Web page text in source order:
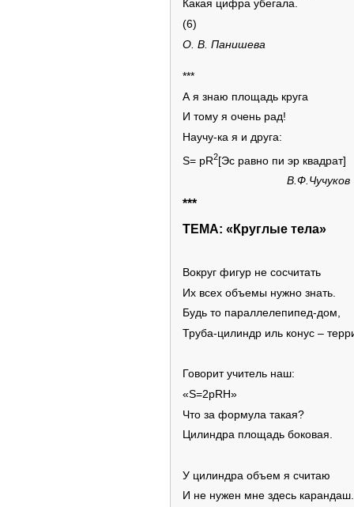
Какая цифра убегала.
(6)
О. В. Панишева
***
А я знаю площадь круга
И тому я очень рад!
Научу-ка я и друга:
S= pR2[Эс равно пи эр квадрат]
В.Ф.Чучуков
***
ТЕМА: «Круглые тела»
Вокруг фигур не сосчитать
Их всех объемы нужно знать.
Будь то параллелепипед-дом,
Труба-цилиндр иль конус –
Говорит учитель наш:
«S=2pRН»
Что за формула такая?
Цилиндра площадь боковая.
У цилиндра объем я считаю
И не нужен мне здесь карандаш.